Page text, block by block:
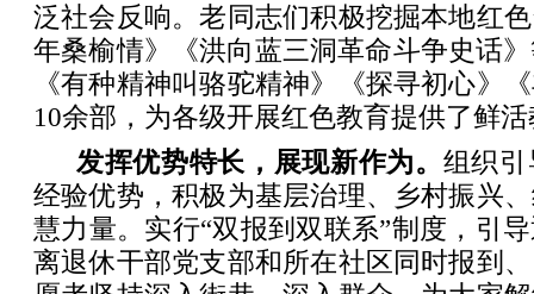
泛社会反响。老同志们积极挖掘本地红
年桑榆情》《洪向蓝三洞革命斗争史话
《有种精神叫骆驼精神》《探寻初心》
10余部，为各级开展红色教育提供了鲜
发挥优势特长，展现新作为。 组织
经验优势，积极为基层治理、乡村振兴
慧力量。实行“双报到双联系”制度，引
离退休干部党支部和所在社区同时报到